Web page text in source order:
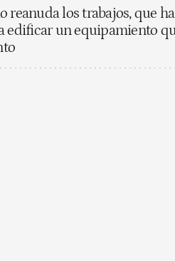
reanuda los trabajos, que
edificar un equipamiento